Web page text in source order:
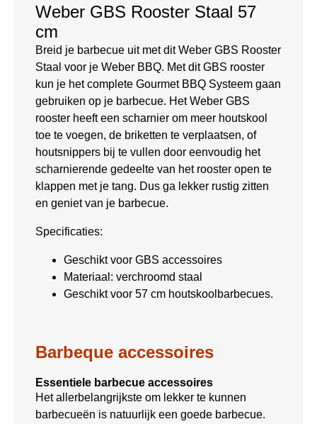
Weber GBS Rooster Staal 57
cm
Breid je barbecue uit met dit Weber GBS Rooster
Staal voor je Weber BBQ. Met dit GBS rooster
kun je het complete Gourmet BBQ Systeem gaan
gebruiken op je barbecue. Het Weber GBS
rooster heeft een scharnier om meer houtskool
toe te voegen, de briketten te verplaatsen, of
houtsnippers bij te vullen door eenvoudig het
scharnierende gedeelte van het rooster open te
klappen met je tang. Dus ga lekker rustig zitten
en geniet van je barbecue.
Specificaties:
Geschikt voor GBS accessoires
Materiaal: verchroomd staal
Geschikt voor 57 cm houtskoolbarbecues.
Barbeque accessoires
Essentiele barbecue accessoires
Het allerbelangrijkste om lekker te kunnen
barbecueën is natuurlijk een goede barbecue.